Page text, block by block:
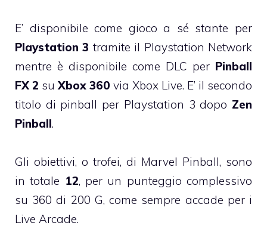
E’ disponibile come gioco a sé stante per
Playstation 3 tramite il Playstation Network
mentre è disponibile come DLC per Pinball
FX 2 suXbox 360 via Xbox Live. E’ il secondo
titolo di pinball per Playstation 3 dopo Zen
Pinball.
Gli obiettivi, o trofei, di Marvel Pinball, sono
in totale 12, per un punteggio complessivo
su 360 di 200 G, come sempre accade per i
Live Arcade.